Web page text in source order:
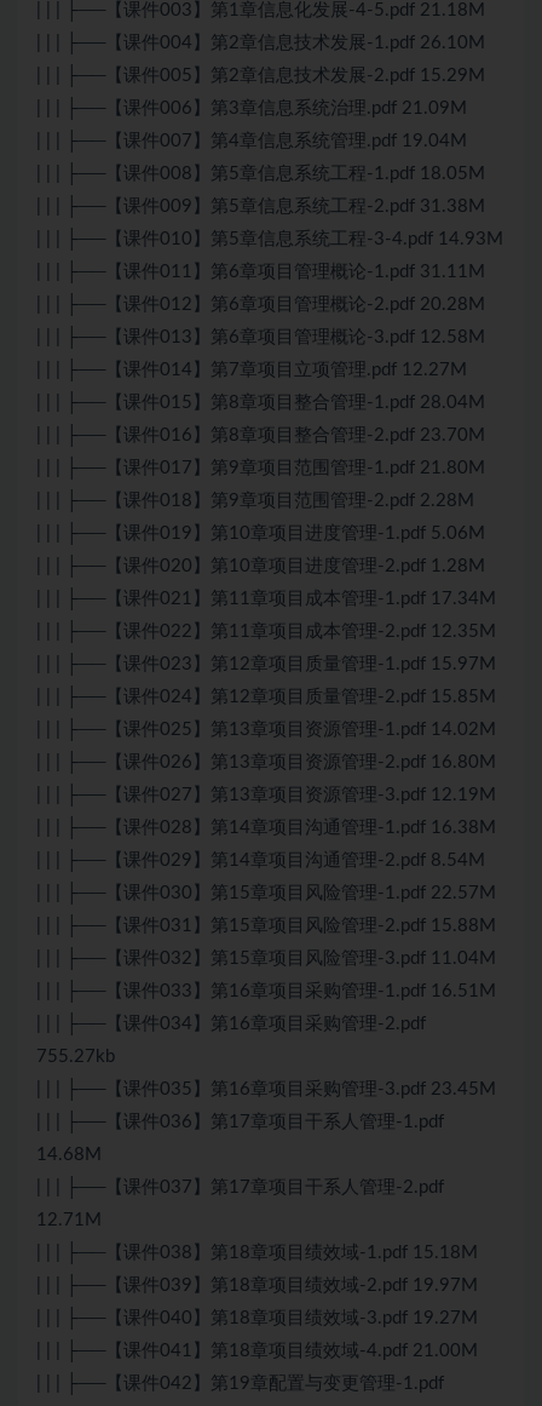
| | | ├──【课件003】第1章信息化发展-4-5.pdf 21.18M
| | | ├──【课件004】第2章信息技术发展-1.pdf 26.10M
| | | ├──【课件005】第2章信息技术发展-2.pdf 15.29M
| | | ├──【课件006】第3章信息系统治理.pdf 21.09M
| | | ├──【课件007】第4章信息系统管理.pdf 19.04M
| | | ├──【课件008】第5章信息系统工程-1.pdf 18.05M
| | | ├──【课件009】第5章信息系统工程-2.pdf 31.38M
| | | ├──【课件010】第5章信息系统工程-3-4.pdf 14.93M
| | | ├──【课件011】第6章项目管理概论-1.pdf 31.11M
| | | ├──【课件012】第6章项目管理概论-2.pdf 20.28M
| | | ├──【课件013】第6章项目管理概论-3.pdf 12.58M
| | | ├──【课件014】第7章项目立项管理.pdf 12.27M
| | | ├──【课件015】第8章项目整合管理-1.pdf 28.04M
| | | ├──【课件016】第8章项目整合管理-2.pdf 23.70M
| | | ├──【课件017】第9章项目范围管理-1.pdf 21.80M
| | | ├──【课件018】第9章项目范围管理-2.pdf 2.28M
| | | ├──【课件019】第10章项目进度管理-1.pdf 5.06M
| | | ├──【课件020】第10章项目进度管理-2.pdf 1.28M
| | | ├──【课件021】第11章项目成本管理-1.pdf 17.34M
| | | ├──【课件022】第11章项目成本管理-2.pdf 12.35M
| | | ├──【课件023】第12章项目质量管理-1.pdf 15.97M
| | | ├──【课件024】第12章项目质量管理-2.pdf 15.85M
| | | ├──【课件025】第13章项目资源管理-1.pdf 14.02M
| | | ├──【课件026】第13章项目资源管理-2.pdf 16.80M
| | | ├──【课件027】第13章项目资源管理-3.pdf 12.19M
| | | ├──【课件028】第14章项目沟通管理-1.pdf 16.38M
| | | ├──【课件029】第14章项目沟通管理-2.pdf 8.54M
| | | ├──【课件030】第15章项目风险管理-1.pdf 22.57M
| | | ├──【课件031】第15章项目风险管理-2.pdf 15.88M
| | | ├──【课件032】第15章项目风险管理-3.pdf 11.04M
| | | ├──【课件033】第16章项目采购管理-1.pdf 16.51M
| | | ├──【课件034】第16章项目采购管理-2.pdf
755.27kb
| | | ├──【课件035】第16章项目采购管理-3.pdf 23.45M
| | | ├──【课件036】第17章项目干系人管理-1.pdf
14.68M
| | | ├──【课件037】第17章项目干系人管理-2.pdf
12.71M
| | | ├──【课件038】第18章项目绩效域-1.pdf 15.18M
| | | ├──【课件039】第18章项目绩效域-2.pdf 19.97M
| | | ├──【课件040】第18章项目绩效域-3.pdf 19.27M
| | | ├──【课件041】第18章项目绩效域-4.pdf 21.00M
| | | ├──【课件042】第19章配置与变更管理-1.pdf